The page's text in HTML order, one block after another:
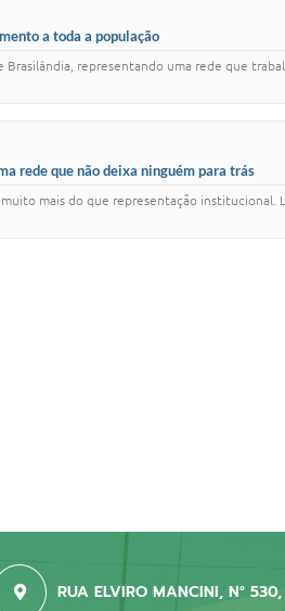
a toda a população
representando uma rede que
rede que não deixa ninguém para trás
mais do que representação
RUA ELVIRO MANCINI, N° 530,